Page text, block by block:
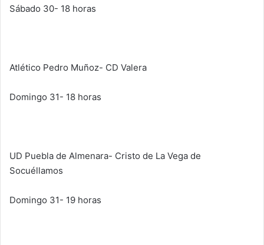
Sábado 30- 18 horas
Atlético Pedro Muñoz- CD Valera
Domingo 31- 18 horas
UD Puebla de Almenara- Cristo de La Vega de
Socuéllamos
Domingo 31- 19 horas